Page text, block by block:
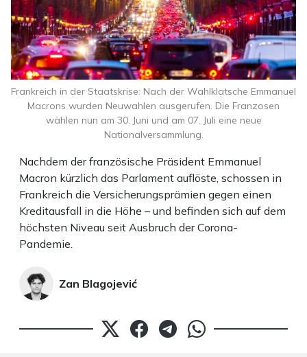
Nachdem der französische Präsident Emmanuel
Macron kürzlich das Parlament auflöste, schossen in
Frankreich die Versicherungsprämien gegen einen
Kreditausfall in die Höhe – und befinden sich auf dem
höchsten Niveau seit Ausbruch der Corona-
Pandemie.
Zan Blagojević
Frankreich in der Staatskrise: Nach der Wahlklatsche Emmanuel
Macrons wurden Neuwahlen ausgerufen. Die Franzosen
wählen nun am 30. Juni und am 07. Juli eine neue
Nationalversammlung.